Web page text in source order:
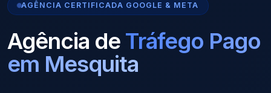
AGÊNCIA CERTIFICADA GOOGLE & META
Agência de Tráfego Pago
em Mesquita